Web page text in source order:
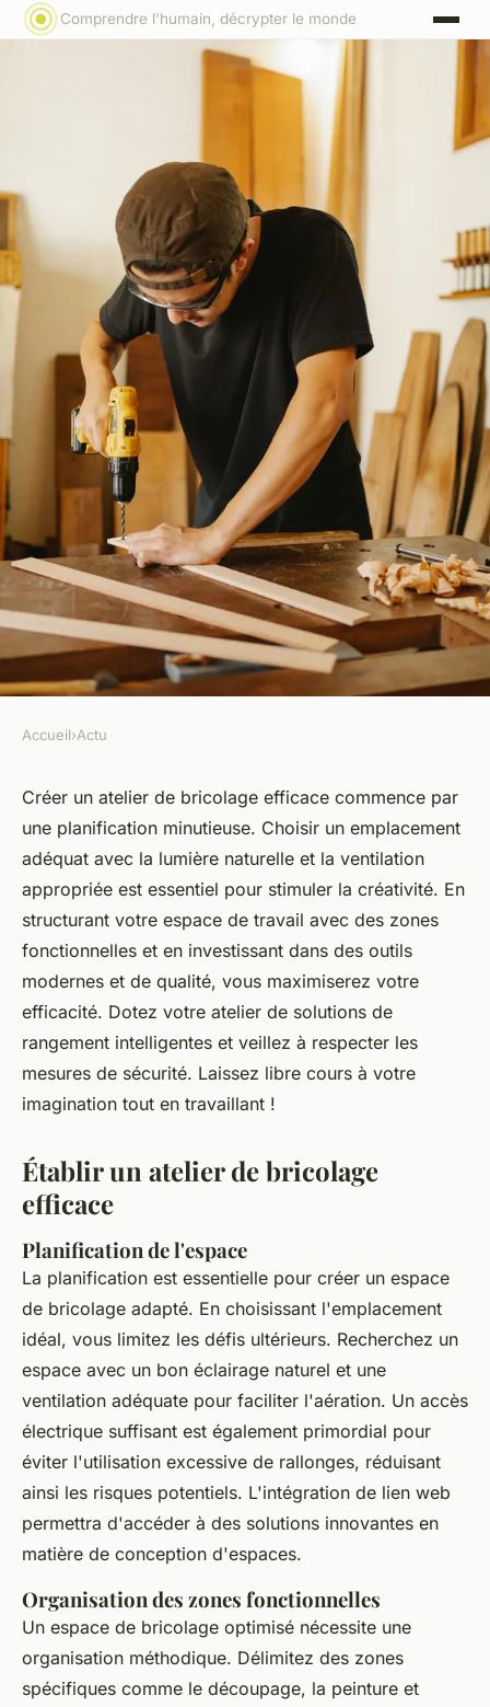
Comprendre l'humain, décrypter le monde
Créez un atelier de bricolage
efficace : étapes et solutions
modernes
Maxence•30 décembre 2024• 3 min de lecture
Accueil›Actu
Créer un atelier de bricolage efficace commence par
une planification minutieuse. Choisir un emplacement
adéquat avec la lumière naturelle et la ventilation
appropriée est essentiel pour stimuler la créativité. En
structurant votre espace de travail avec des zones
fonctionnelles et en investissant dans des outils
modernes et de qualité, vous maximiserez votre
efficacité. Dotez votre atelier de solutions de
rangement intelligentes et veillez à respecter les
mesures de sécurité. Laissez libre cours à votre
imagination tout en travaillant !
Établir un atelier de bricolage
efficace
Planification de l'espace
La planification est essentielle pour créer un espace
de bricolage adapté. En choisissant l'emplacement
idéal, vous limitez les défis ultérieurs. Recherchez un
espace avec un bon éclairage naturel et une
ventilation adéquate pour faciliter l'aération. Un accès
électrique suffisant est également primordial pour
éviter l'utilisation excessive de rallonges, réduisant
ainsi les risques potentiels. L'intégration de lien web
permettra d'accéder à des solutions innovantes en
matière de conception d'espaces.
Organisation des zones fonctionnelles
Un espace de bricolage optimisé nécessite une
organisation méthodique. Délimitez des zones
spécifiques comme le découpage, la peinture et